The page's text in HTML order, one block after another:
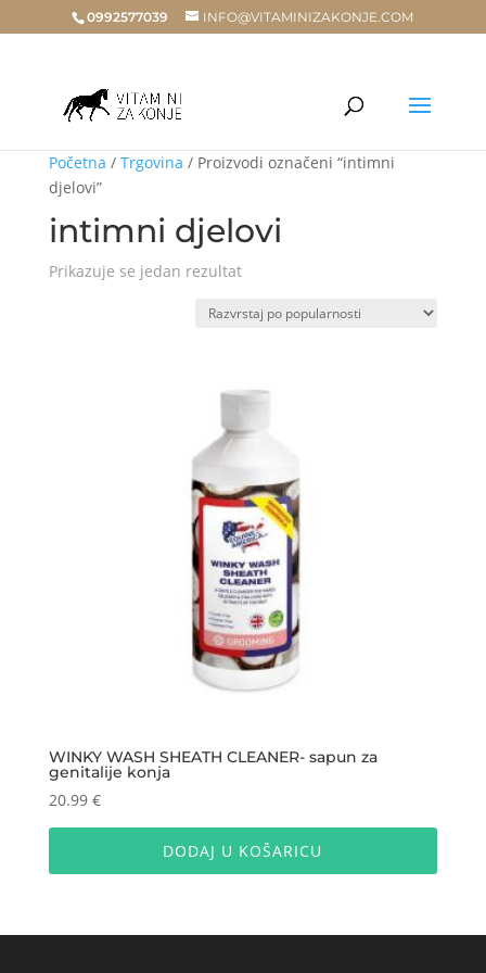
0992577039 INFO@VITAMINIZAKONJE.COM
Početna / Trgovina / Proizvodi označeni “intimni
djelovi”
intimni djelovi
Prikazuje se jedan rezultat
WINKY WASH SHEATH CLEANER- sapun za
genitalije konja
20.99 €
DODAJ U KOŠARICU